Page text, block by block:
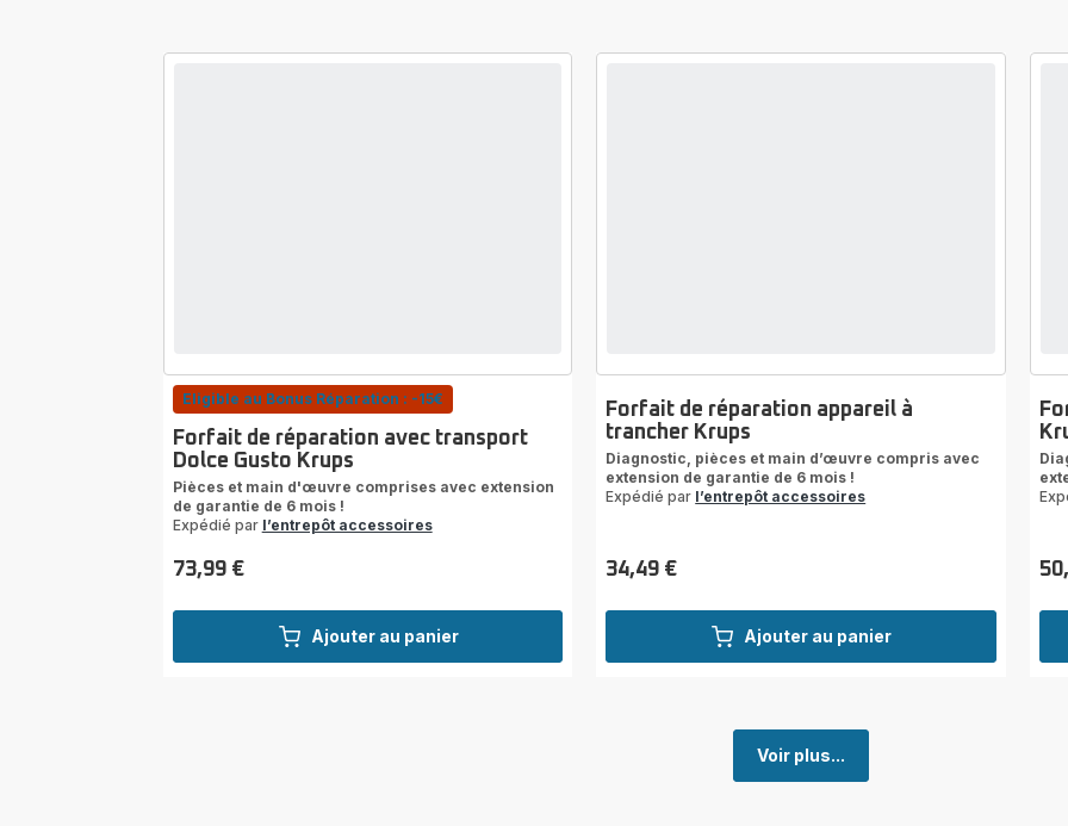
Ajouter au panier
Eligible au Bonus Réparation : -15€
Forfait de réparation avec transport
Dolce Gusto Krups
Pièces et main d'œuvre comprises avec extension
de garantie de 6 mois !
Expédié par l’entrepôt accessoires
Prix
73,99 €
Ajouter au panier
Forfait de réparation appareil à
trancher Krups
Diagnostic, pièces et main d’œuvre compris avec
extension de garantie de 6 mois !
Expédié par l’entrepôt accessoires
Prix
34,49 € Prix
Voir plus...